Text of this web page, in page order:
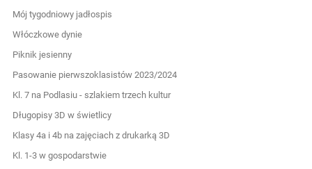
Mój tygodniowy jadłospis
Włóczkowe dynie
Piknik jesienny
Pasowanie pierwszoklasistów 2023/2024
Kl. 7 na Podlasiu - szlakiem trzech kultur
Długopisy 3D w świetlicy
Klasy 4a i 4b na zajęciach z drukarką 3D
Kl. 1-3 w gospodarstwie